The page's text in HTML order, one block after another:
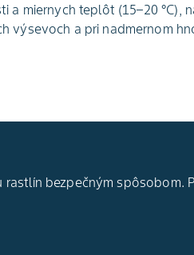
a miernych teplôt (15–20 °C),
výsevoch a pri nadmernom
rastlín bezpečným